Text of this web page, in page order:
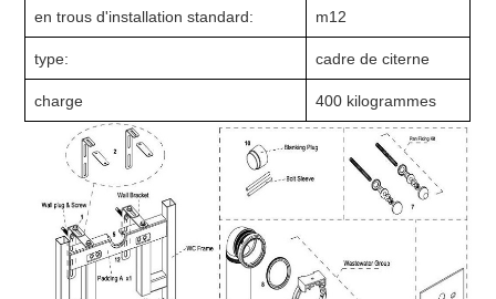
en trous d'installation standard: m12
type: cadre de citerne
charge 400 kilogrammes